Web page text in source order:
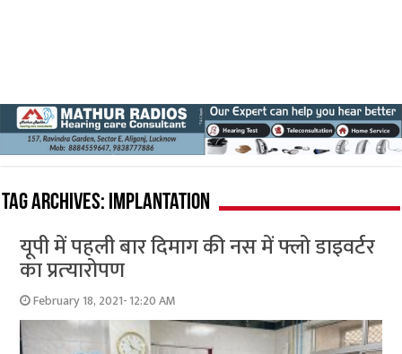
Tag Archives: Implantation
यूपी में पहली बार दिमाग की नस में फ्लो डाइवर्टर
का प्रत्‍यारोपण
February 18, 2021- 12:20 AM